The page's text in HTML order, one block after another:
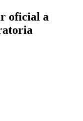
oficial a